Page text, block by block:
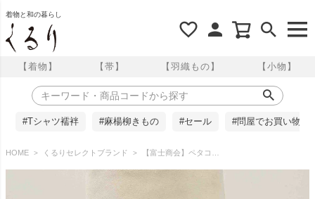
着物と和の暮らし
【着物】 【帯】 【羽織もの】 【小物】
#Tシャツ襦袢 #麻楊柳きもの #セール #問屋でお買い物
HOME くるりセレクトブランド 【富士商会】ペタコさんの半衿 ／マーブル模様 グリーン×アクア